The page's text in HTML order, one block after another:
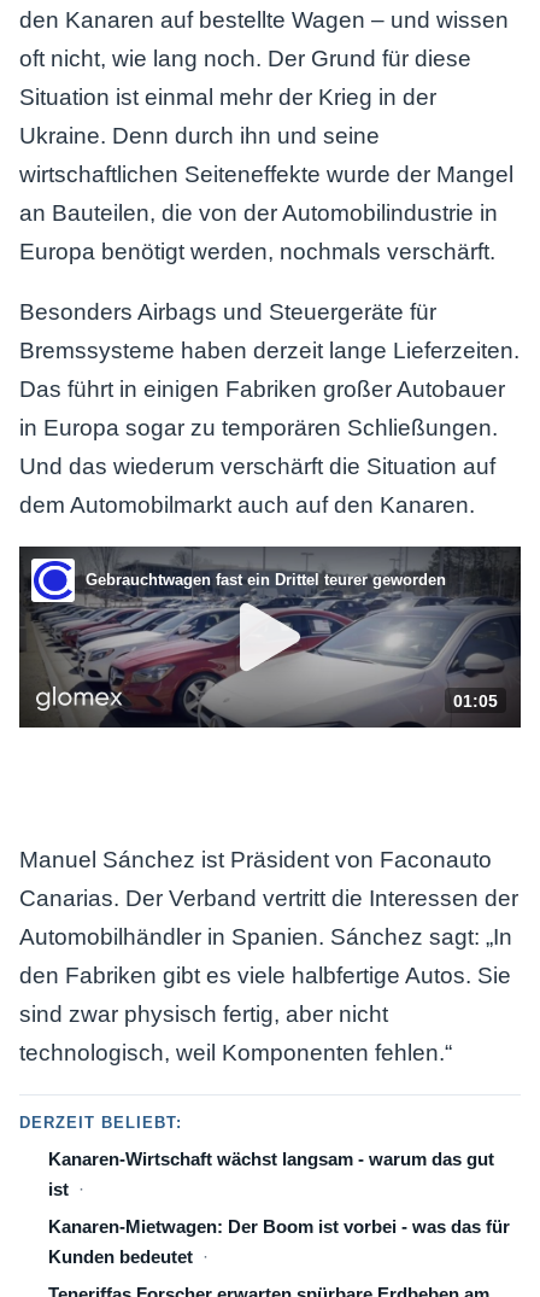
den Kanaren auf bestellte Wagen – und wissen
oft nicht, wie lang noch. Der Grund für diese
Situation ist einmal mehr der Krieg in der
Ukraine. Denn durch ihn und seine
wirtschaftlichen Seiteneffekte wurde der Mangel
an Bauteilen, die von der Automobilindustrie in
Europa benötigt werden, nochmals verschärft.
Besonders Airbags und Steuergeräte für
Bremssysteme haben derzeit lange Lieferzeiten.
Das führt in einigen Fabriken großer Autobauer
in Europa sogar zu temporären Schließungen.
Und das wiederum verschärft die Situation auf
dem Automobilmarkt auch auf den Kanaren.
Manuel Sánchez ist Präsident von Faconauto
Canarias. Der Verband vertritt die Interessen der
Automobilhändler in Spanien. Sánchez sagt: „In
den Fabriken gibt es viele halbfertige Autos. Sie
sind zwar physisch fertig, aber nicht
technologisch, weil Komponenten fehlen.“
DERZEIT BELIEBT:
Kanaren-Wirtschaft wächst langsam - warum das gut
ist
Kanaren-Mietwagen: Der Boom ist vorbei - was das für
Kunden bedeutet